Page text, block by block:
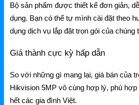
Home Router WiFi
EnGenius
EnGenius Router
EnGenius Switch
Bộ sản phẩm được thiết kế đơn giản,
dụng. Bạn có thể tự mình cài đặt theo
dụng dịch vụ lắp đặt trọn gói của chúng
Giá thành cực kỳ hấp dẫn
So với những gì mang lại, giá bán của
Hikvision 5MP vô cùng hợp lý, phù
hết các gia đình Việt.